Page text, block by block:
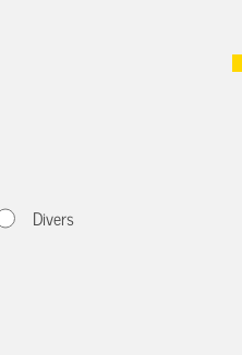
Divers